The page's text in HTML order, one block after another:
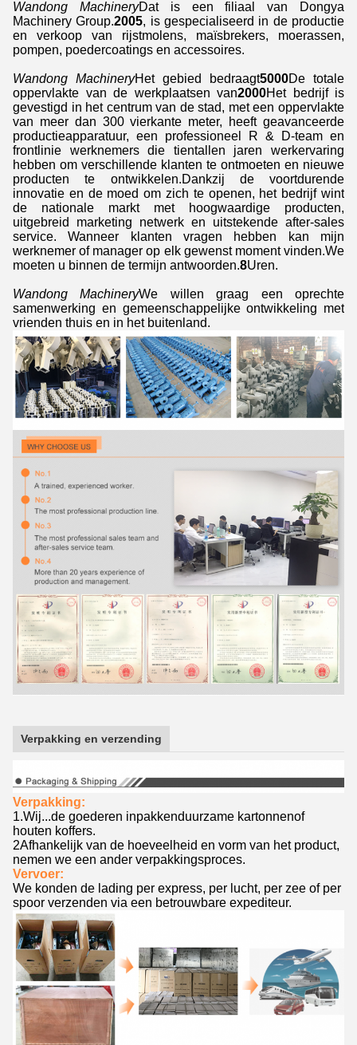
Wandong MachineryDat is een filiaal van Dongya
Machinery Group.2005, is gespecialiseerd in de productie
en verkoop van rijstmolens, maïsbrekers, moerassen,
pompen, poedercoatings en accessoires.
Wandong MachineryHet gebied bedraagt5000De totale
oppervlakte van de werkplaatsen van2000Het bedrijf is
gevestigd in het centrum van de stad, met een oppervlakte
van meer dan 300 vierkante meter, heeft geavanceerde
productieapparatuur, een professioneel R & D-team en
frontlinie werknemers die tientallen jaren werkervaring
hebben om verschillende klanten te ontmoeten en nieuwe
producten te ontwikkelen.Dankzij de voortdurende
innovatie en de moed om zich te openen, het bedrijf wint
de nationale markt met hoogwaardige producten,
uitgebreid marketing netwerk en uitstekende after-sales
service. Wanneer klanten vragen hebben kan mijn
werknemer of manager op elk gewenst moment vinden.We
moeten u binnen de termijn antwoorden.8Uren.
Wandong MachineryWe willen graag een oprechte
samenwerking en gemeenschappelijke ontwikkeling met
vrienden thuis en in het buitenland.
Verpakking en verzending
Verpakking:
1.Wij...de goederen inpakkenduurzame kartonnenof
houten koffers.
2Afhankelijk van de hoeveelheid en vorm van het product,
nemen we een ander verpakkingsproces.
Vervoer:
We konden de lading per express, per lucht, per zee of per
spoor verzenden via een betrouwbare expediteur.